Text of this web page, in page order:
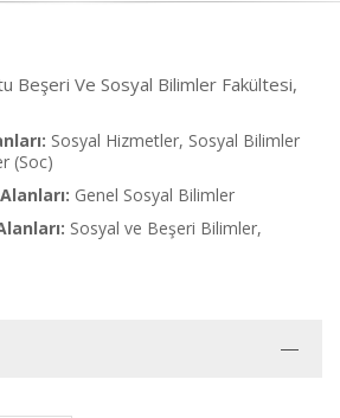
Beşeri Ve Sosyal Bilimler Fakültesi,
Sosyal Hizmetler, Sosyal Bilimler
(Soc)
Genel Sosyal Bilimler
Sosyal ve Beşeri Bilimler,